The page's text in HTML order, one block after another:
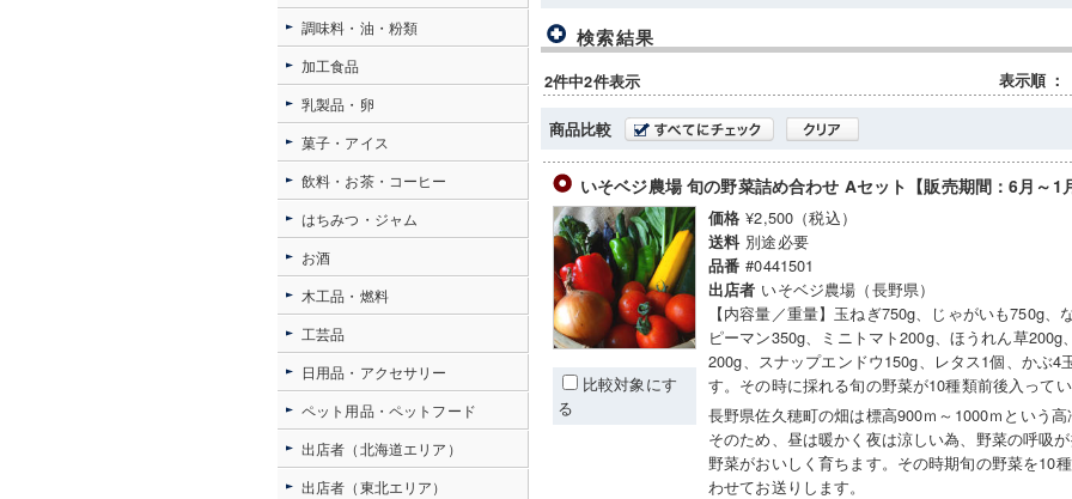
検索結果
2件中2件表示 表示順 ：
商品比較
いそベジ農場 旬の野菜詰め合わせ Aセット【販売期間：6月～1
比較対象にす
る
価格 ¥2,500（税込）
送料 別途必要
品番 #0441501
出店者 いそベジ農場（長野県）
【内容量／重量】玉ねぎ750g、じゃがいも750g、
ピーマン350g、ミニトマト200g、ほうれん草200g
200g、スナップエンドウ150g、レタス1個、かぶ4
す。その時に採れる旬の野菜が10種類前後入ってい
長野県佐久穂町の畑は標高900ｍ～1000ｍという高
そのため、昼は暖かく夜は涼しい為、野菜の呼吸
野菜がおいしく育ちます。その時期旬の野菜を10
わせてお送りします。
調味料・油・粉類
加工食品
乳製品・卵
菓子・アイス
飲料・お茶・コーヒー
はちみつ・ジャム
お酒
木工品・燃料
工芸品
日用品・アクセサリー
ペット用品・ペットフード
出店者（北海道エリア）
出店者（東北エリア）